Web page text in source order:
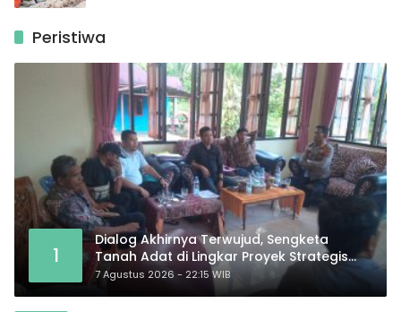
Peristiwa
1
Dialog Akhirnya Terwujud, Sengketa
Tanah Adat di Lingkar Proyek Strategis
Nasional Memasuki Babak Baru
7 Agustus 2026 - 22:15 WIB